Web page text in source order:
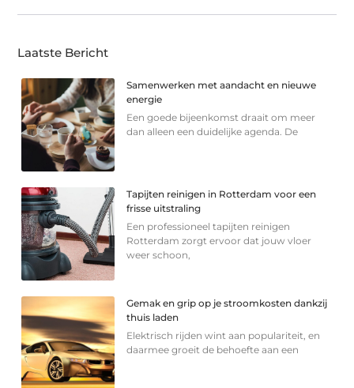
Laatste Bericht
Samenwerken met aandacht en nieuwe
energie
Een goede bijeenkomst draait om meer
dan alleen een duidelijke agenda. De
Tapijten reinigen in Rotterdam voor een
frisse uitstraling
Een professioneel tapijten reinigen
Rotterdam zorgt ervoor dat jouw vloer
weer schoon,
Gemak en grip op je stroomkosten dankzij
thuis laden
Elektrisch rijden wint aan populariteit, en
daarmee groeit de behoefte aan een